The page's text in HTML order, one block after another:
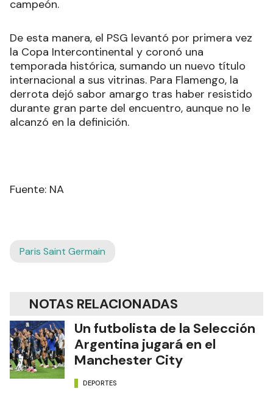
campeón.
De esta manera, el PSG levantó por primera vez
la Copa Intercontinental y coronó una
temporada histórica, sumando un nuevo título
internacional a sus vitrinas. Para Flamengo, la
derrota dejó sabor amargo tras haber resistido
durante gran parte del encuentro, aunque no le
alcanzó en la definición.
Fuente: NA
Paris Saint Germain
NOTAS RELACIONADAS
Un futbolista de la Selección
Argentina jugará en el
Manchester City
DEPORTES